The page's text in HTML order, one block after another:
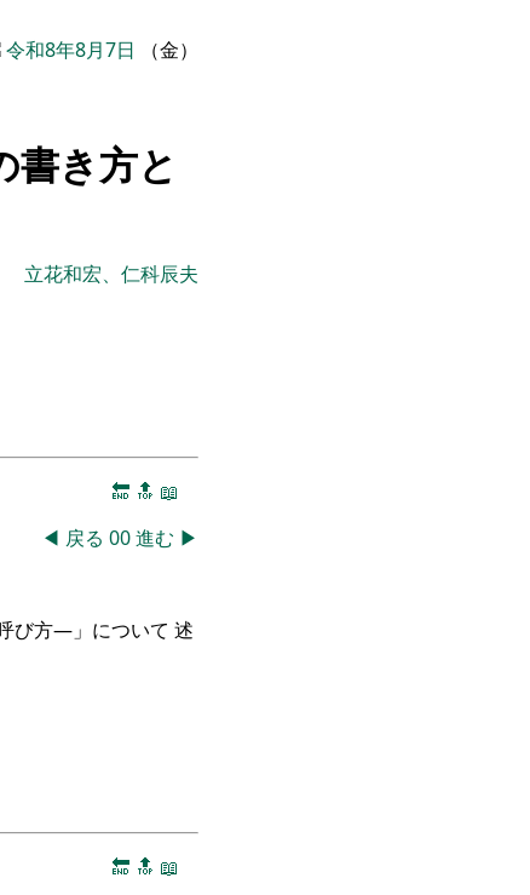
令和8年8月7日 （金）
き方と
立花和宏、仁科辰夫
🔚 🔝 📖
◀ 戻る 00進む ▶
び方―」について 述
🔚 🔝 📖